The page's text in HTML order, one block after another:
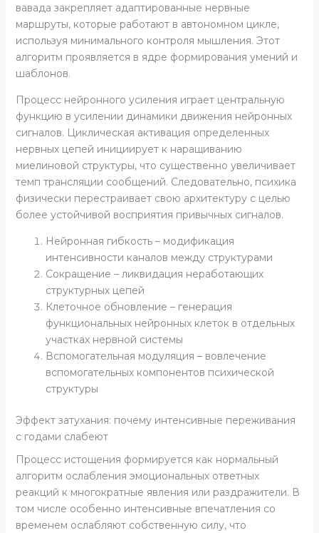
вавада закрепляет адаптированные нервные
маршруты, которые работают в автономном цикле,
используя минимального контроля мышления. Этот
алгоритм проявляется в ядре формирования умений и
шаблонов.
Процесс нейронного усиления играет центральную
функцию в усилении динамики движения нейронных
сигналов. Циклическая активация определенных
нервных цепей инициирует к наращиванию
миелиновой структуры, что существенно увеличивает
темп трансляции сообщений. Следовательно, психика
физически перестраивает свою архитектуру с целью
более устойчивой восприятия привычных сигналов.
Нейронная гибкость – модификация
интенсивности каналов между структурами
Сокращение – ликвидация неработающих
структурных цепей
Клеточное обновление – генерация
функциональных нейронных клеток в отдельных
участках нервной системы
Вспомогательная модуляция – вовлечение
вспомогательных компонентов психической
структуры
Эффект затухания: почему интенсивные переживания
с годами слабеют
Процесс истощения формируется как нормальный
алгоритм ослабления эмоциональных ответных
реакций к многократные явления или раздражители. В
том числе особенно интенсивные впечатления со
временем ослабляют собственную силу, что